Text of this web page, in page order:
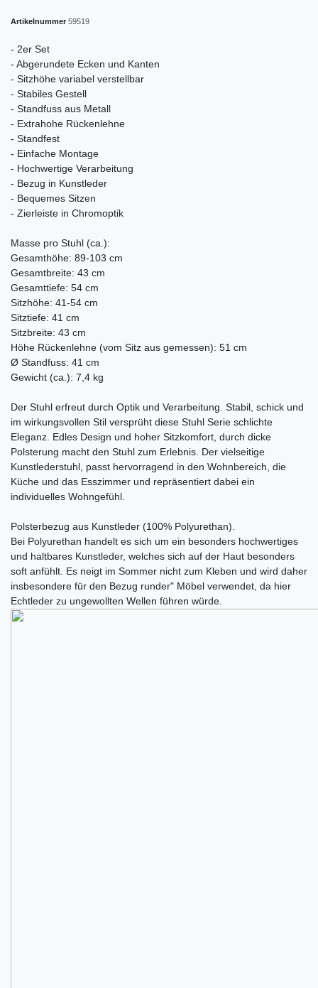
Artikelnummer 59519
- 2er Set
- Abgerundete Ecken und Kanten
- Sitzhöhe variabel verstellbar
- Stabiles Gestell
- Standfuss aus Metall
- Extrahohe Rückenlehne
- Standfest
- Einfache Montage
- Hochwertige Verarbeitung
- Bezug in Kunstleder
- Bequemes Sitzen
- Zierleiste in Chromoptik
Masse pro Stuhl (ca.):
Gesamthöhe: 89-103 cm
Gesamtbreite: 43 cm
Gesamttiefe: 54 cm
Sitzhöhe: 41-54 cm
Sitztiefe: 41 cm
Sitzbreite: 43 cm
Höhe Rückenlehne (vom Sitz aus gemessen): 51 cm
Ø Standfuss: 41 cm
Gewicht (ca.): 7,4 kg
Der Stuhl erfreut durch Optik und Verarbeitung. Stabil, schick und
im wirkungsvollen Stil versprüht diese Stuhl Serie schlichte
Eleganz. Edles Design und hoher Sitzkomfort, durch dicke
Polsterung macht den Stuhl zum Erlebnis. Der vielseitige
Kunstlederstuhl, passt hervorragend in den Wohnbereich, die
Küche und das Esszimmer und repräsentiert dabei ein
individuelles Wohngefühl.
Polsterbezug aus Kunstleder (100% Polyurethan).
Bei Polyurethan handelt es sich um ein besonders hochwertiges
und haltbares Kunstleder, welches sich auf der Haut besonders
soft anfühlt. Es neigt im Sommer nicht zum Kleben und wird daher
insbesondere für den Bezug runder" Möbel verwendet, da hier
Echtleder zu ungewollten Wellen führen würde.